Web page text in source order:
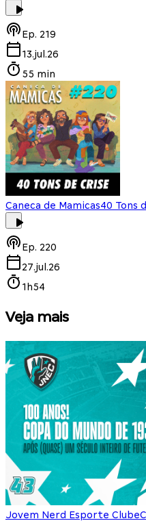
Ep. 219
13.jul.26
55 min
Caneca de Mamicas40 Tons
Ep. 220
27.jul.26
1h54
Veja mais
Jovem Nerd Esporte Clube